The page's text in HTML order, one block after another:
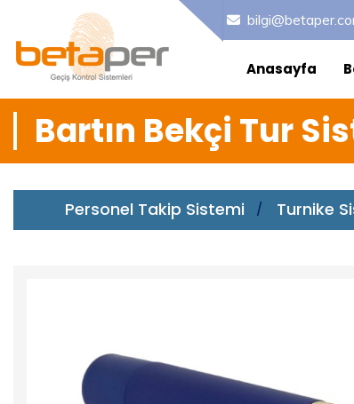
Anasayfa
Bartın Bekçi Tur
Personel Takip Sistemi Turnike